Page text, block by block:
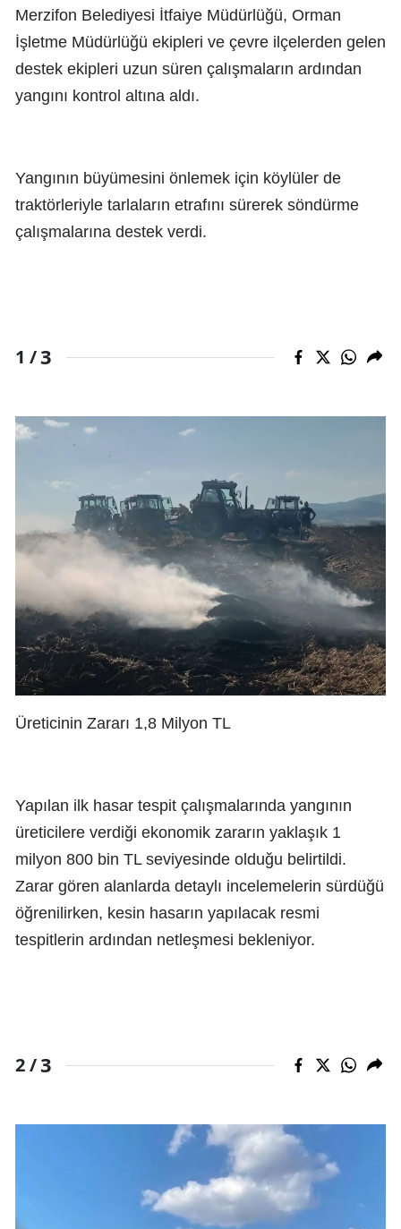
Merzifon Belediyesi İtfaiye Müdürlüğü, Orman
İşletme Müdürlüğü ekipleri ve çevre ilçelerden gelen
destek ekipleri uzun süren çalışmaların ardından
yangını kontrol altına aldı.
Yangının büyümesini önlemek için köylüler de
traktörleriyle tarlaların etrafını sürerek söndürme
çalışmalarına destek verdi.
1 /3
Üreticinin Zararı 1,8 Milyon TL
Yapılan ilk hasar tespit çalışmalarında yangının
üreticilere verdiği ekonomik zararın yaklaşık 1
milyon 800 bin TL seviyesinde olduğu belirtildi.
Zarar gören alanlarda detaylı incelemelerin sürdüğü
öğrenilirken, kesin hasarın yapılacak resmi
tespitlerin ardından netleşmesi bekleniyor.
2 /3